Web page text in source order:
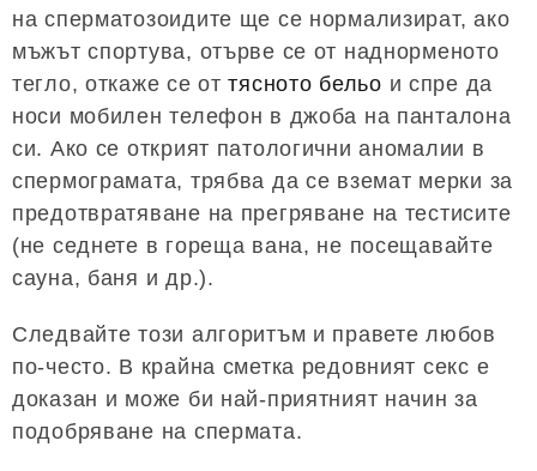
на сперматозоидите ще се нормализират, ако
мъжът спортува, отърве се от наднорменото
тегло, откаже се оттясното бельо и спре да
носи мобилен телефон в джоба на панталона
си. Ако се открият патологични аномалии в
спермограмата, трябва да се вземат мерки за
предотвратяване на прегряване на тестисите
(не седнете в гореща вана, не посещавайте
сауна, баня и др.).
Следвайте този алгоритъм и правете любов
по-често. В крайна сметка редовният секс е
доказан и може би най-приятният начин за
подобряване на спермата.